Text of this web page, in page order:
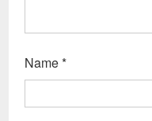
Name*